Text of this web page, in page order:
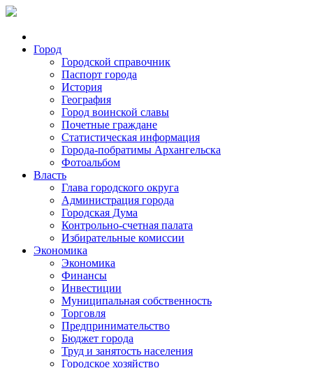
Город
Городской справочник
Паспорт города
История
География
Город воинской славы
Почетные граждане
Статистическая информация
Города-побратимы Архангельска
Фотоальбом
Власть
Глава городского округа
Администрация города
Городская Дума
Контрольно-счетная палата
Избирательные комиссии
Экономика
Экономика
Финансы
Инвестиции
Муниципальная собственность
Торговля
Предпринимательство
Бюджет города
Труд и занятость населения
Городское хозяйство